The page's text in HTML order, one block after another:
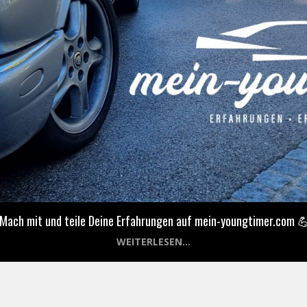
mit und teile Deine Erfahrungen auf mein-youngtimer.com
WEITERLESEN...